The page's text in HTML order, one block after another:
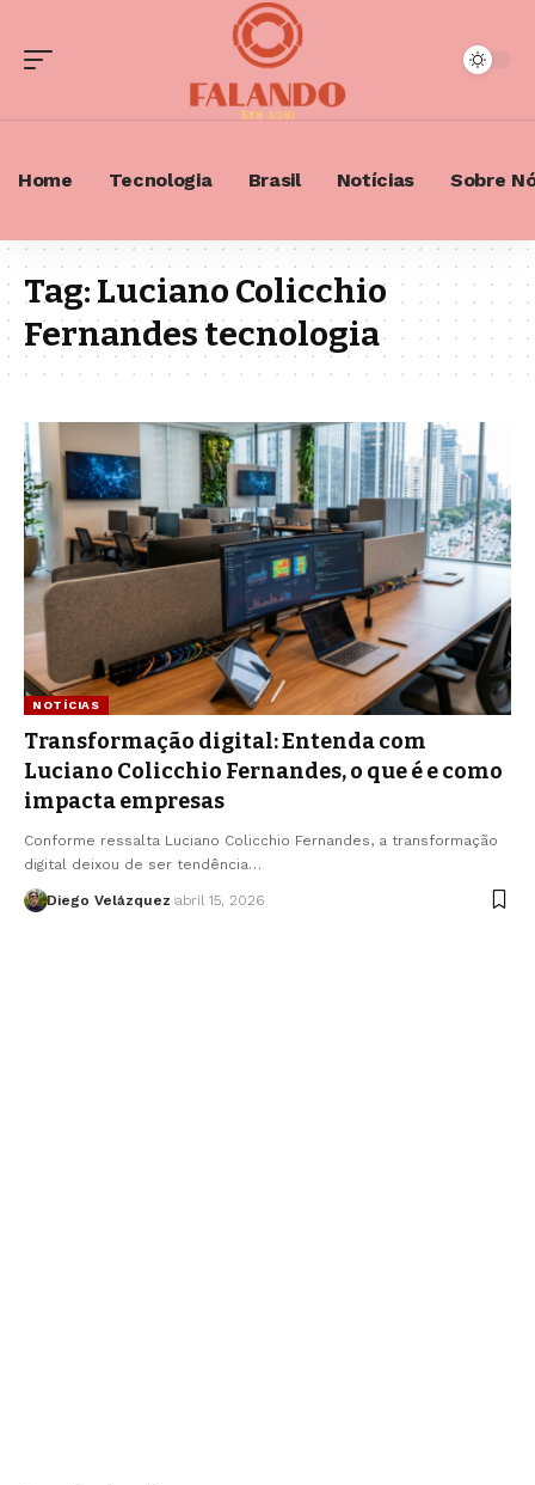
Home Tecnologia Brasil Notícias Sobre
Tag:Luciano Colicchio
Fernandes tecnologia
NOTÍCIAS
Transformação digital: Entenda com
Luciano Colicchio Fernandes, o que é e como
impacta empresas
Conforme ressalta Luciano Colicchio Fernandes, a transformação
digital deixou de ser tendência…
Diego Velázquez abril 15, 2026